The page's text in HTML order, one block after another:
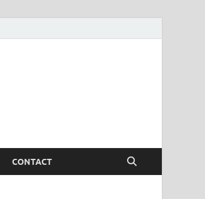
CONTACT